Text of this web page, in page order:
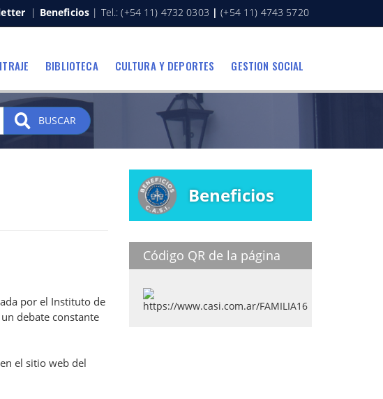
| Beneficios | Tel.: (+54 11) 4732 0303 | (+54 11) 4743 5720
BIBLIOTECA CULTURA Y DEPORTES GESTION SOCIAL
BUSCAR
por el Instituto de
debate constante
el sitio web del
Beneficios
Código QR de la página